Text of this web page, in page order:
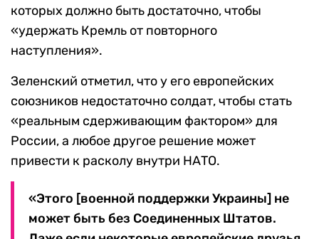
которых должно быть достаточно, чтобы
«удержать Кремль от повторного
наступления».
Зеленский отметил, что у его европейских
союзников недостаточно солдат, чтобы стать
«реальным сдерживающим фактором» для
России, а любое другое решение может
привести к расколу внутри НАТО.
«Этого [военной поддержки Украины] не
может быть без Соединенных Штатов.